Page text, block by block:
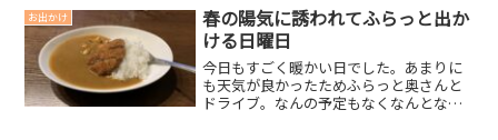
きたかった理由日本のために戦ってくだ
さった方々に感謝すると...
お出かけ
春の陽気に誘われてふらっと出か
ける日曜日
今日もすごく暖かい日でした。あまりに
も天気が良かったためふらっと奥さんと
ドライブ。なんの予定もなくなんとなく